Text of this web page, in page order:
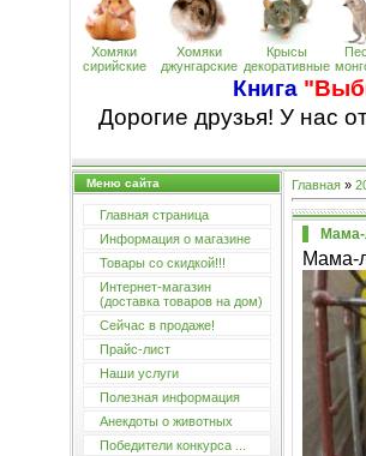
Хомяки
сирийские
Хомяки
джунгарские
Крысы
декоративные
Книга
Дорогие друзья! У нас
Меню сайта
Главная страница
Информация о магазине
Товары со скидкой!!!
Интернет-магазин
(доставка товаров на дом)
Сейчас в продаже!
Прайс-лист
Наши услуги
Полезная информация
Анекдоты о животных
Победители конкурса ...
Главная»
Мама-
Мама-